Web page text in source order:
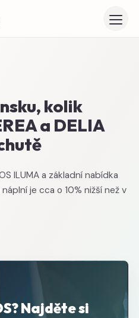
kolik
a DELIA
ILUMA a základní nabídka
náplní je cca o 10% nižší než v
Najděte si